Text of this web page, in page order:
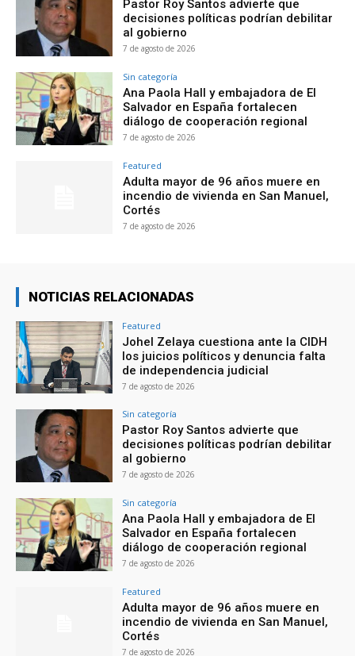
Pastor Roy Santos advierte que
decisiones políticas podrían debilitar
al gobierno
7 de agosto de 2026
Sin categoría
Ana Paola Hall y embajadora de El
Salvador en España fortalecen
diálogo de cooperación regional
7 de agosto de 2026
Featured
Adulta mayor de 96 años muere en
incendio de vivienda en San Manuel,
Cortés
7 de agosto de 2026
NOTICIAS RELACIONADAS
Featured
Johel Zelaya cuestiona ante la CIDH
los juicios políticos y denuncia falta
de independencia judicial
7 de agosto de 2026
Sin categoría
Pastor Roy Santos advierte que
decisiones políticas podrían debilitar
al gobierno
7 de agosto de 2026
Sin categoría
Ana Paola Hall y embajadora de El
Salvador en España fortalecen
diálogo de cooperación regional
7 de agosto de 2026
Featured
Adulta mayor de 96 años muere en
incendio de vivienda en San Manuel,
Cortés
7 de agosto de 2026